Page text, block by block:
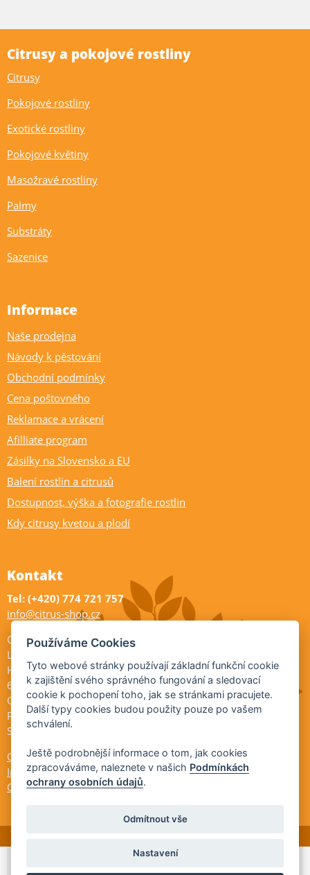
Citrusy a pokojové rostliny
Citrusy
Pokojové rostliny
Exotické rostliny
Pokojové květiny
Masožravé rostliny
Palmy
Substráty
Sazenice
Informace
Naše prodejna
Návody k pěstování
Obchodní podmínky
Cena poštovného
Reklamace a vrácení
Afilliate program
Zásilky na Slovensko a EU
Balení rostlin a citrusů
Dostupnost, výška a fotografie rostlin
Kdy citrusy kvetou a plodí
Kontakt
Tel: (+420) 774 721 757
info@citrus-shop.cz
Citrus shop zahradnictví
Legionářů 2
Hodonín
695 01
Otevřeno:
Po-Pá 9-17
So 9-11:30
Ochrana osobních údajů
Informace ÚKZÚZ
Cookies
Používáme Cookies
Tyto webové stránky používají základní funkční cookie
k zajištění svého správného fungování a sledovací
cookie k pochopení toho, jak se stránkami pracujete.
Další typy cookies budou použity pouze po vašem
schválení.
Ještě podrobnější informace o tom, jak cookies
zpracováváme, naleznete v našich Podmínkách
ochrany osobních údajů.
Odmítnout vše
Nastavení